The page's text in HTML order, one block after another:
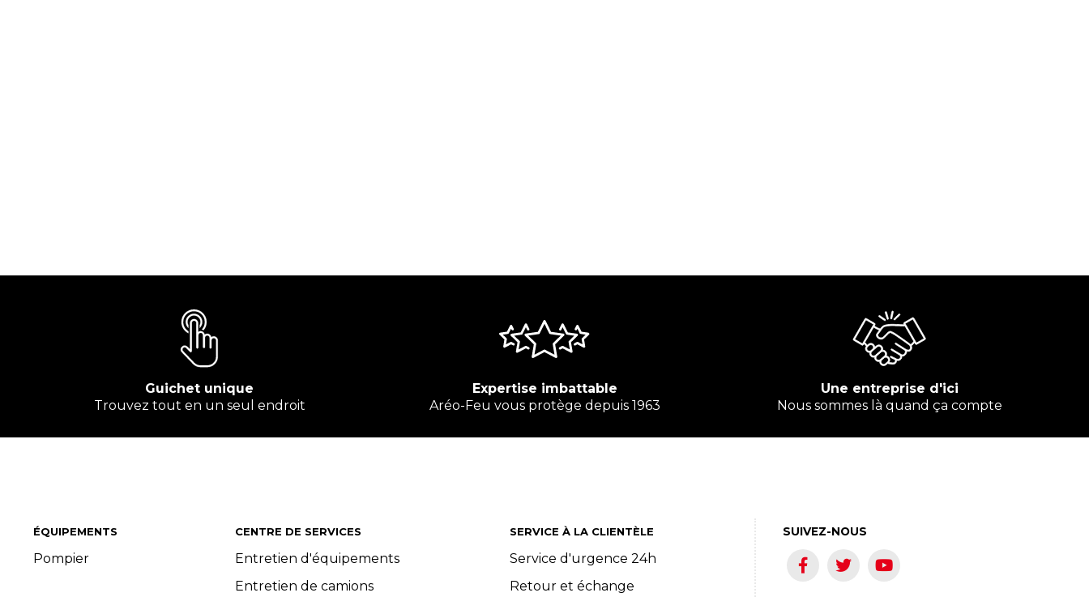
Guichet unique
Trouvez tout en un seul endroit
Expertise imbattable
Aréo-Feu vous protège depuis 1963
Une entreprise d'ici
Nous sommes là quand ça compte
ÉQUIPEMENTS
Pompier
CENTRE DE SERVICES
Entretien d'équipements
Entretien de camions
SERVICE À LA CLIENTÈLE
Service d'urgence 24h
Retour et échange
SUIVEZ-NOUS